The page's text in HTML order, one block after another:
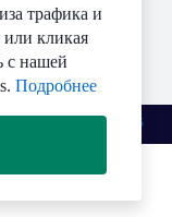
трафика и
или кликая
с нашей
Подробнее